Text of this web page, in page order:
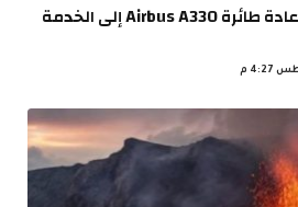
“النقل العراقية” تعلن إعادة طائرة Airbus A330 إلى الخدمة